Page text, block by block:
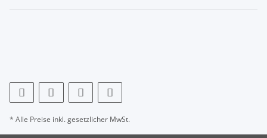
* Alle Preise inkl. gesetzlicher MwSt.